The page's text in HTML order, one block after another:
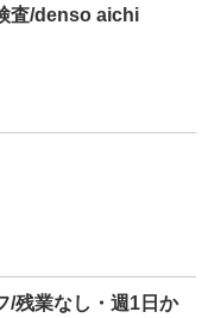
査/denso aichi
/残業なし・週1日か